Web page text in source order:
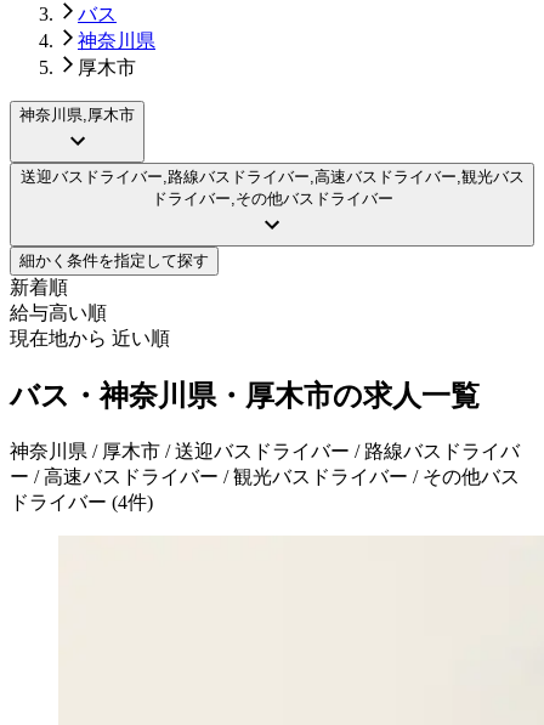
バス
神奈川県
厚木市
神奈川県,厚木市
送迎バスドライバー,路線バスドライバー,高速バスドライバー,観光バス
ドライバー,その他バスドライバー
細かく条件を指定して探す
新着順
給与高い順
現在地から 近い順
バス・神奈川県・厚木市の求人一覧
神奈川県 / 厚木市 / 送迎バスドライバー / 路線バスドライバ
ー / 高速バスドライバー / 観光バスドライバー / その他バス
ドライバー (4件)